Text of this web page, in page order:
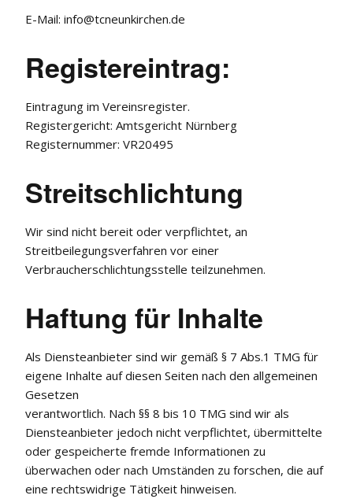
E-Mail: info@tcneunkirchen.de
Registereintrag:
Eintragung im Vereinsregister.
Registergericht: Amtsgericht Nürnberg
Registernummer: VR20495
Streitschlichtung
Wir sind nicht bereit oder verpflichtet, an
Streitbeilegungsverfahren vor einer
Verbraucherschlichtungsstelle teilzunehmen.
Haftung für Inhalte
Als Diensteanbieter sind wir gemäß § 7 Abs.1 TMG für
eigene Inhalte auf diesen Seiten nach den allgemeinen
Gesetzen
verantwortlich. Nach §§ 8 bis 10 TMG sind wir als
Diensteanbieter jedoch nicht verpflichtet, übermittelte
oder gespeicherte fremde Informationen zu
überwachen oder nach Umständen zu forschen, die auf
eine rechtswidrige Tätigkeit hinweisen.